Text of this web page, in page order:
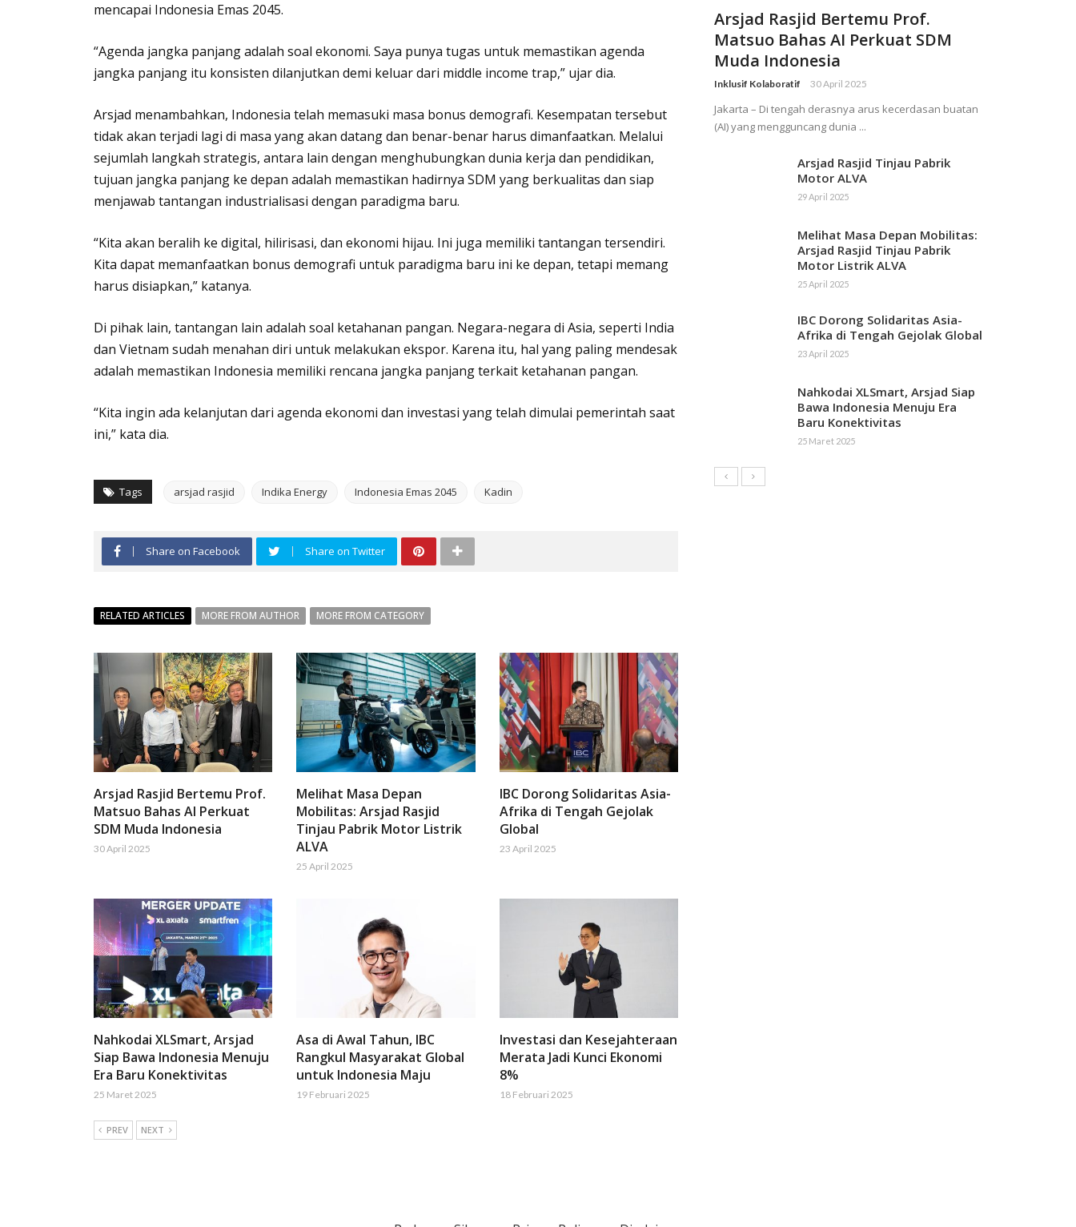
mencapai Indonesia Emas 2045.
“Agenda jangka panjang adalah soal ekonomi. Saya punya tugas untuk memastikan agenda
jangka panjang itu konsisten dilanjutkan demi keluar dari middle income trap,” ujar dia.
Arsjad menambahkan, Indonesia telah memasuki masa bonus demografi. Kesempatan tersebut
tidak akan terjadi lagi di masa yang akan datang dan benar-benar harus dimanfaatkan. Melalui
sejumlah langkah strategis, antara lain dengan menghubungkan dunia kerja dan pendidikan,
tujuan jangka panjang ke depan adalah memastikan hadirnya SDM yang berkualitas dan siap
menjawab tantangan industrialisasi dengan paradigma baru.
“Kita akan beralih ke digital, hilirisasi, dan ekonomi hijau. Ini juga memiliki tantangan tersendiri.
Kita dapat memanfaatkan bonus demografi untuk paradigma baru ini ke depan, tetapi memang
harus disiapkan,” katanya.
Di pihak lain, tantangan lain adalah soal ketahanan pangan. Negara-negara di Asia, seperti India
dan Vietnam sudah menahan diri untuk melakukan ekspor. Karena itu, hal yang paling mendesak
adalah memastikan Indonesia memiliki rencana jangka panjang terkait ketahanan pangan.
“Kita ingin ada kelanjutan dari agenda ekonomi dan investasi yang telah dimulai pemerintah saat
ini,” kata dia.
Tags arsjad rasjid Indika Energy Indonesia Emas 2045 Kadin
Share on Facebook Share on Twitter
RELATED ARTICLES MORE FROM AUTHOR MORE FROM CATEGORY
Arsjad Rasjid Bertemu Prof.
Matsuo Bahas AI Perkuat
SDM Muda Indonesia
30 April 2025
Melihat Masa Depan
Mobilitas: Arsjad Rasjid
Tinjau Pabrik Motor Listrik
ALVA
25 April 2025
IBC Dorong Solidaritas Asia-
Afrika di Tengah Gejolak
Global
23 April 2025
Nahkodai XLSmart, Arsjad
Siap Bawa Indonesia Menuju
Era Baru Konektivitas
25 Maret 2025
Asa di Awal Tahun, IBC
Rangkul Masyarakat Global
untuk Indonesia Maju
19 Februari 2025
Investasi dan Kesejahteraan
Merata Jadi Kunci Ekonomi
8%
18 Februari 2025
PREV NEXT
Arsjad Rasjid Bertemu Prof.
Matsuo Bahas AI Perkuat SDM
Muda Indonesia
Inklusif Kolaboratif 30 April 2025
Jakarta – Di tengah derasnya arus kecerdasan buatan
(AI) yang mengguncang dunia ...
Arsjad Rasjid Tinjau Pabrik
Motor ALVA
29 April 2025
Melihat Masa Depan Mobilitas:
Arsjad Rasjid Tinjau Pabrik
Motor Listrik ALVA
25 April 2025
IBC Dorong Solidaritas Asia-
Afrika di Tengah Gejolak Global
23 April 2025
Nahkodai XLSmart, Arsjad Siap
Bawa Indonesia Menuju Era
Baru Konektivitas
25 Maret 2025